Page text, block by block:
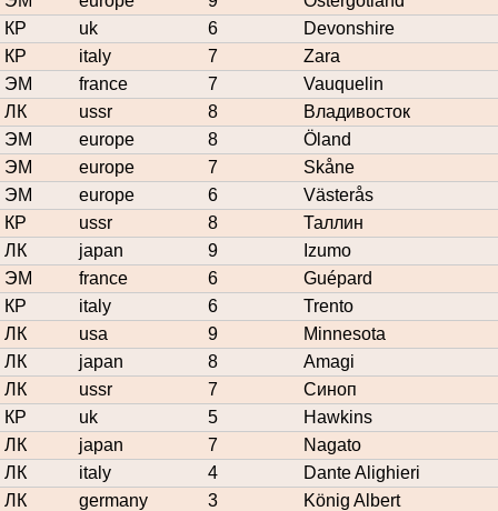
КР
uk 6
Devonshire
КР
italy 7
Zara
ЭМ
france 7
Vauquelin
ЛК
ussr 8
Владивосток
ЭМ
europe 8
Öland
ЭМ
europe 7
Skåne
ЭМ
europe 6
Västerås
КР
ussr 8
Таллин
ЛК
japan 9
Izumo
ЭМ
france 6
Guépard
КР
italy 6
Trento
ЛК
usa 9
Minnesota
ЛК
japan 8
Amagi
ЛК
ussr 7
Синоп
КР
uk 5
Hawkins
ЛК
japan 7
Nagato
ЛК
italy 4
Dante Alighieri
ЛК
germany 3
König Albert